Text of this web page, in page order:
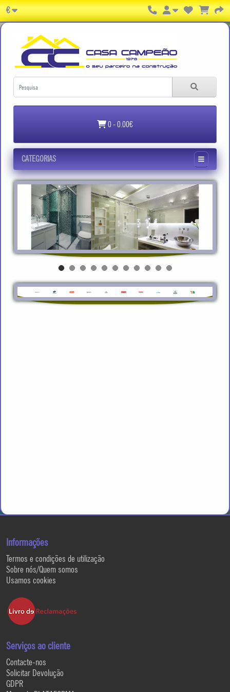
€
0 - 0.00€
CATEGORIAS
Informações
Termos e condições de utilização
Sobre nós/Quem somos
Usamos cookies
Serviços ao cliente
Contacte-nos
Solicitar Devolução
GDPR